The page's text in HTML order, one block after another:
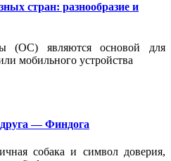
стран: разнообразие и
(ОС) являются основой для
мобильного устройства
— Финдога
собака и символ доверия,